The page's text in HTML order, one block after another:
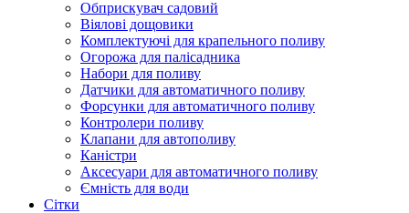
Обприскувач садовий
Віялові дощовики
Комплектуючі для крапельного поливу
Огорожа для палісадника
Набори для поливу
Датчики для автоматичного поливу
Форсунки для автоматичного поливу
Контролери поливу
Клапани для автополиву
Каністри
Аксесуари для автоматичного поливу
Ємність для води
Сітки